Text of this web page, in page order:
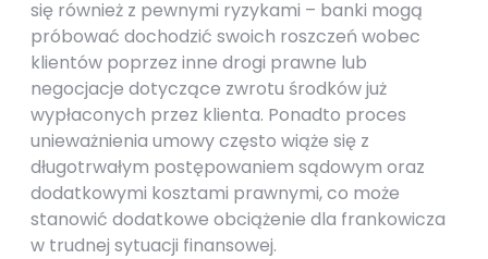
się również z pewnymi ryzykami – banki mogą
próbować dochodzić swoich roszczeń wobec
klientów poprzez inne drogi prawne lub
negocjacje dotyczące zwrotu środków już
wypłaconych przez klienta. Ponadto proces
unieważnienia umowy często wiąże się z
długotrwałym postępowaniem sądowym oraz
dodatkowymi kosztami prawnymi, co może
stanowić dodatkowe obciążenie dla frankowicza
w trudnej sytuacji finansowej.